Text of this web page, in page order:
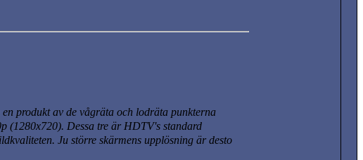
produkt av de vågräta och lodräta punkterna
(1280x720). Dessa tre är HDTV's standard
Ju större skärmens upplösning är desto